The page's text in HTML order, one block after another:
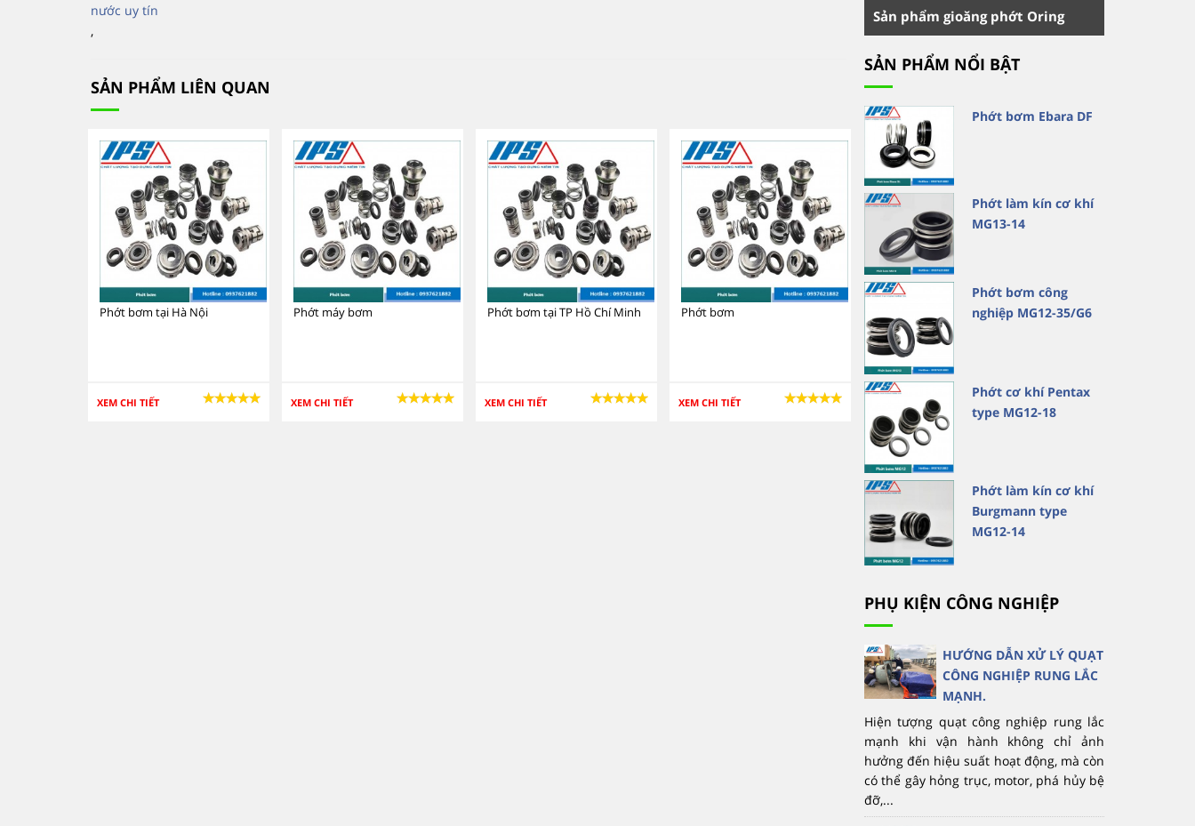
nước uy tín
,
SẢN PHẨM LIÊN QUAN
Phớt bơm tại Hà Nội
XEM CHI TIẾT
Phớt máy bơm
XEM CHI TIẾT
Phớt bơm tại TP Hồ Chí Minh
XEM CHI TIẾT
Phớt bơm
XEM CHI TIẾT
Phớt máy bơm nước công
nghiệp uy tín tại Bình Dương
XEM CHI TIẾT
Phớt máy bơm nước
Sản phẩm gioăng phớt Oring
SẢN PHẨM NỔI BẬT
Phớt bơm Ebara DF
Phớt làm kín cơ khí
MG13-14
Phớt bơm công
nghiệp MG12-35/G6
Phớt cơ khí Pentax
type MG12-18
Phớt làm kín cơ khí
Burgmann type
MG12-14
PHỤ KIỆN CÔNG NGHIỆP
HƯỚNG DẪN XỬ LÝ QUẠT
CÔNG NGHIỆP RUNG LẮC
MẠNH.
Hiện tượng quạt công nghiệp rung lắc
mạnh khi vận hành không chỉ ảnh
hưởng đến hiệu suất hoạt động, mà còn
có thể gây hỏng trục, motor, phá hủy bệ
đỡ,...